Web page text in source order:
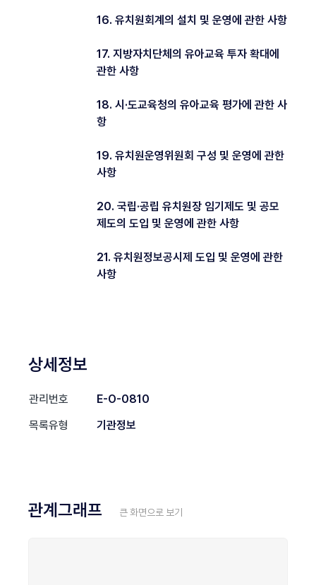
16. 유치원회계의 설치 및 운영에 관한 사항
17. 지방자치단체의 유아교육 투자 확대에
관한 사항
18. 시·도교육청의 유아교육 평가에 관한 사
항
19. 유치원운영위원회 구성 및 운영에 관한
사항
20. 국립·공립 유치원장 임기제도 및 공모
제도의 도입 및 운영에 관한 사항
21. 유치원정보공시제 도입 및 운영에 관한
사항
상세정보
관리번호
E-O-0810
목록유형
기관정보
관계그래프 큰 화면으로 보기